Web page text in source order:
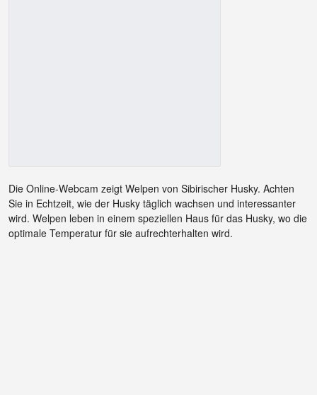
Die Online-Webcam zeigt Welpen von Sibirischer Husky. Achten
Sie in Echtzeit, wie der Husky täglich wachsen und interessanter
wird. Welpen leben in einem speziellen Haus für das Husky, wo die
optimale Temperatur für sie aufrechterhalten wird.